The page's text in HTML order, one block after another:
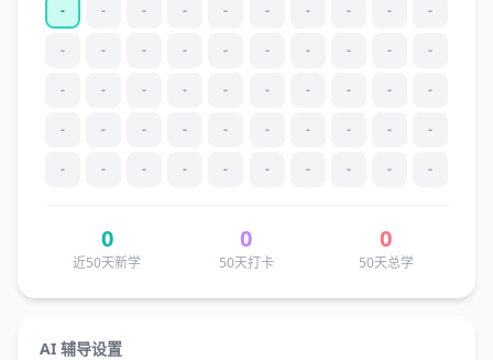
- - - - - - - - - -
- - - - - - - - - -
- - - - - - - - - -
- - - - - - - - - -
- - - - - - - - - -
0
近50天新学
0
50天打卡
0
50天总学
AI 辅导设置